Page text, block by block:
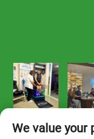
We value your